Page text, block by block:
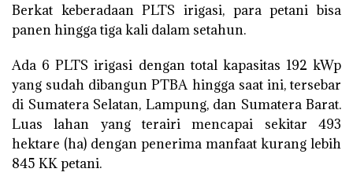
Berkat keberadaan PLTS irigasi, para petani bisa
panen hingga tiga kali dalam setahun.
Ada 6 PLTS irigasi dengan total kapasitas 192 kWp
yang sudah dibangun PTBA hingga saat ini, tersebar
di Sumatera Selatan, Lampung, dan Sumatera Barat.
Luas lahan yang terairi mencapai sekitar 493
hektare (ha) dengan penerima manfaat kurang lebih
845 KK petani.